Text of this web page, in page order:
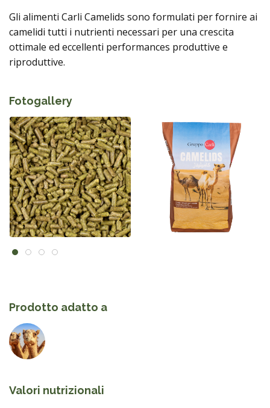
Gli alimenti Carli Camelids sono formulati per fornire ai
camelidi tutti i nutrienti necessari per una crescita
ottimale ed eccellenti performances produttive e
riproduttive.
Fotogallery
Prodotto adatto a
Valori nutrizionali